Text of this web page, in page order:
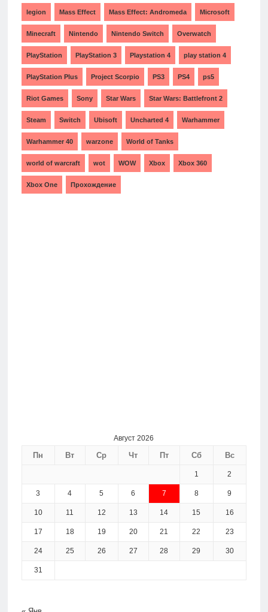
legion Mass Effect Mass Effect: Andromeda Microsoft
Minecraft Nintendo Nintendo Switch Overwatch
PlayStation PlayStation 3 Playstation 4 play station 4
PlayStation Plus Project Scorpio PS3 PS4 ps5
Riot Games Sony Star Wars Star Wars: Battlefront 2
Steam Switch Ubisoft Uncharted 4 Warhammer
Warhammer 40 warzone World of Tanks
world of warcraft wot WOW Xbox Xbox 360
Xbox One Прохождение
Август 2026
Пн Вт Ср Чт Пт Сб Вс
1 2
3 4 5 6 7 8 9
10 11 12 13 14 15 16
17 18 19 20 21 22 23
24 25 26 27 28 29 30
31